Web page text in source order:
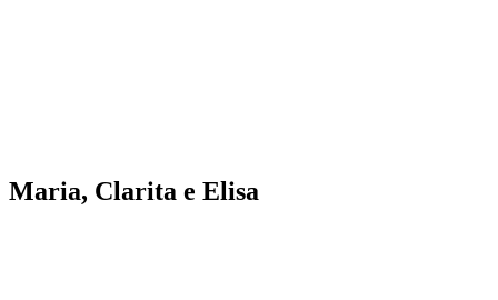
Maria, Clarita e Elisa